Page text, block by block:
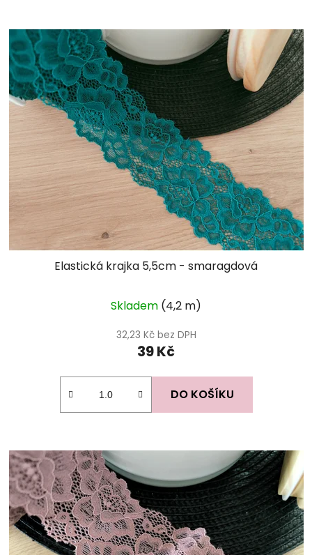
Elastická krajka 5,5cm - smaragdová
Skladem (4,2 m)
32,23 Kč bez DPH
39 Kč
DO KOŠÍKU